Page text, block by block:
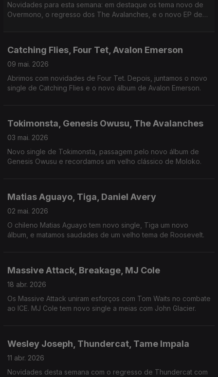
Novidades para esta semana: em destaque os tema novo de
Overmono, o regresso dos The Avalanches, e o novo EP de
Catching Flies, Four Tet, Avalon Emerson
09 mai. 2026
Abrimos com novidades de Four Tet. Depois, juntamos o novo
single de Catching Flies e o novo álbum de Avalon Emerson.
Tokimonsta, Genesis Owusu, The Avalanches
03 mai. 2026
Novo single de Tokimonsta, passagem pelo novo álbum de
Genesis Owusu e recordamos um velho clássico de Moloko.
Matias Aguayo, Tiga, Daniel Avery
02 mai. 2026
O chileno Matias Aguayo tem novo single, Tiga um novo
álbum, e matamos saudades de um velho tema de Roosevelt.
Massive Attack, Breakage, MJ Cole
18 abr. 2026
Os Massive Attack uniram esforços com Tom Waits no combate
ao ICE. MJ Cole tem novo single a meias com John Glacier.
Wesley Joseph, Thundercat, Tame Impala
11 abr. 2026
Novidades desta semana com o regresso de Thundercat com